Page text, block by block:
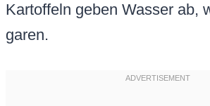
Kartoffeln geben Wasser ab,
garen.